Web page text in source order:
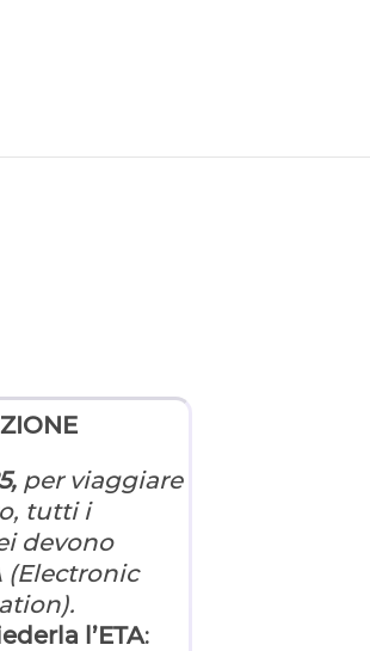
per viaggiare
tutti i
devono
(Electronic
l’ETA: